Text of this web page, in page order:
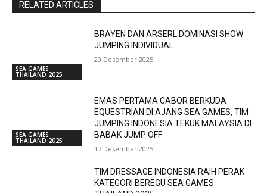
RELATED ARTICLES
SEA GAMES
THAILAND 2025
BRAYEN DAN ARSERL DOMINASI SHOW
JUMPING INDIVIDUAL
20 Desember 2025
SEA GAMES
THAILAND 2025
EMAS PERTAMA CABOR BERKUDA
EQUESTRIAN DI AJANG SEA GAMES, TIM
JUMPING INDONESIA TEKUK MALAYSIA DI
BABAK JUMP OFF
17 Desember 2025
TIM DRESSAGE INDONESIA RAIH PERAK
KATEGORI BEREGU SEA GAMES